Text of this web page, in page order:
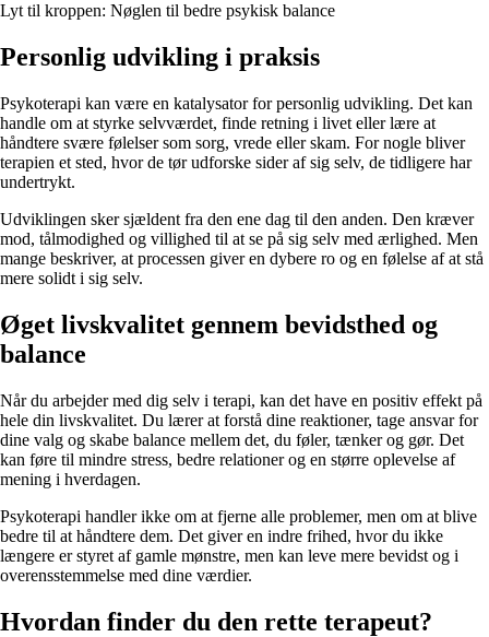
Lyt til kroppen: Nøglen til bedre psykisk balance
Personlig udvikling i praksis
Psykoterapi kan være en katalysator for personlig udvikling. Det kan
handle om at styrke selvværdet, finde retning i livet eller lære at
håndtere svære følelser som sorg, vrede eller skam. For nogle bliver
terapien et sted, hvor de tør udforske sider af sig selv, de tidligere har
undertrykt.
Udviklingen sker sjældent fra den ene dag til den anden. Den kræver
mod, tålmodighed og villighed til at se på sig selv med ærlighed. Men
mange beskriver, at processen giver en dybere ro og en følelse af at stå
mere solidt i sig selv.
Øget livskvalitet gennem bevidsthed og
balance
Når du arbejder med dig selv i terapi, kan det have en positiv effekt på
hele din livskvalitet. Du lærer at forstå dine reaktioner, tage ansvar for
dine valg og skabe balance mellem det, du føler, tænker og gør. Det
kan føre til mindre stress, bedre relationer og en større oplevelse af
mening i hverdagen.
Psykoterapi handler ikke om at fjerne alle problemer, men om at blive
bedre til at håndtere dem. Det giver en indre frihed, hvor du ikke
længere er styret af gamle mønstre, men kan leve mere bevidst og i
overensstemmelse med dine værdier.
Hvordan finder du den rette terapeut?